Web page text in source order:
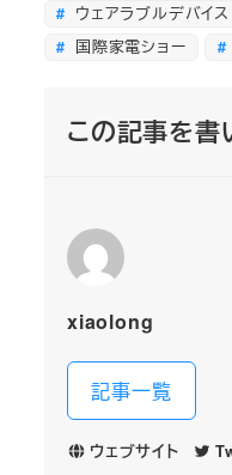
ウェアラブルデバイス
国際家電ショー
この記事を書
xiaolong
記事一覧
ウェブサイト